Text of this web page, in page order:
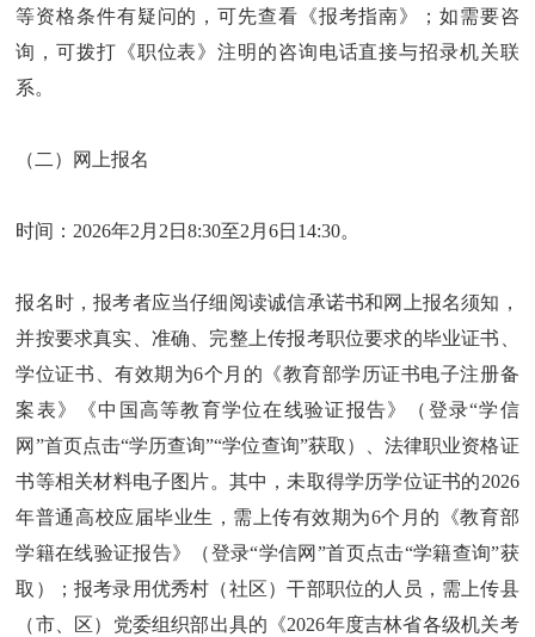
等资格条件有疑问的，可先查看《报考指南》；如需要咨
询，可拨打《职位表》注明的咨询电话直接与招录机关联
系。
（二）网上报名
时间：2026年2月2日8:30至2月6日14:30。
报名时，报考者应当仔细阅读诚信承诺书和网上报名须知，
并按要求真实、准确、完整上传报考职位要求的毕业证书、
学位证书、有效期为6个月的《教育部学历证书电子注册备
案表》《中国高等教育学位在线验证报告》（登录“学信
网”首页点击“学历查询”“学位查询”获取）、法律职业资格证
书等相关材料电子图片。其中，未取得学历学位证书的2026
年普通高校应届毕业生，需上传有效期为6个月的《教育部
学籍在线验证报告》（登录“学信网”首页点击“学籍查询”获
取）；报考录用优秀村（社区）干部职位的人员，需上传县
（市、区）党委组织部出具的《2026年度吉林省各级机关考